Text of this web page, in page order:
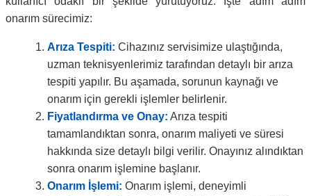
onarım sürecimiz:
Arıza Tespiti: Cihazınız servisimize ulaştığında,
uzman teknisyenlerimiz tarafından detaylı bir arıza
tespiti yapılır. Bu aşamada, sorunun kaynağı ve
onarım için gerekli işlemler belirlenir.
Fiyatlandırma ve Onay: Arıza tespiti
tamamlandıktan sonra, onarım maliyeti ve süresi
hakkında size detaylı bilgi verilir. Onayınız alındıktan
sonra onarım işlemine başlanır.
Onarım İşlemi: Onarım işlemi, deneyimli